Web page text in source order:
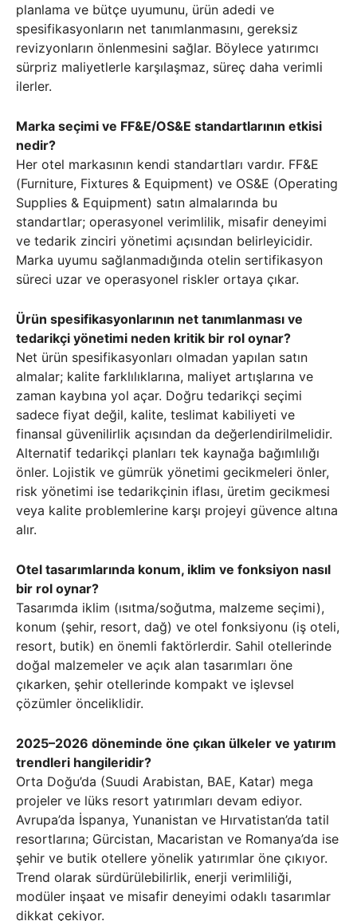
planlama ve bütçe uyumunu, ürün adedi ve
spesifikasyonların net tanımlanmasını, gereksiz
revizyonların önlenmesini sağlar. Böylece yatırımcı
sürpriz maliyetlerle karşılaşmaz, süreç daha verimli
ilerler.
Marka seçimi ve FF&E/OS&E standartlarının etkisi
nedir?
Her otel markasının kendi standartları vardır. FF&E
(Furniture, Fixtures & Equipment) ve OS&E (Operating
Supplies & Equipment) satın almalarında bu
standartlar; operasyonel verimlilik, misafir deneyimi
ve tedarik zinciri yönetimi açısından belirleyicidir.
Marka uyumu sağlanmadığında otelin sertifikasyon
süreci uzar ve operasyonel riskler ortaya çıkar.
Ürün spesifikasyonlarının net tanımlanması ve
tedarikçi yönetimi neden kritik bir rol oynar?
Net ürün spesifikasyonları olmadan yapılan satın
almalar; kalite farklılıklarına, maliyet artışlarına ve
zaman kaybına yol açar. Doğru tedarikçi seçimi
sadece fiyat değil, kalite, teslimat kabiliyeti ve
finansal güvenilirlik açısından da değerlendirilmelidir.
Alternatif tedarikçi planları tek kaynağa bağımlılığı
önler. Lojistik ve gümrük yönetimi gecikmeleri önler,
risk yönetimi ise tedarikçinin iflası, üretim gecikmesi
veya kalite problemlerine karşı projeyi güvence altına
alır.
Otel tasarımlarında konum, iklim ve fonksiyon nasıl
bir rol oynar?
Tasarımda iklim (ısıtma/soğutma, malzeme seçimi),
konum (şehir, resort, dağ) ve otel fonksiyonu (iş oteli,
resort, butik) en önemli faktörlerdir. Sahil otellerinde
doğal malzemeler ve açık alan tasarımları öne
çıkarken, şehir otellerinde kompakt ve işlevsel
çözümler önceliklidir.
2025–2026 döneminde öne çıkan ülkeler ve yatırım
trendleri hangileridir?
Orta Doğu’da (Suudi Arabistan, BAE, Katar) mega
projeler ve lüks resort yatırımları devam ediyor.
Avrupa’da İspanya, Yunanistan ve Hırvatistan’da tatil
resortlarına; Gürcistan, Macaristan ve Romanya’da ise
şehir ve butik otellere yönelik yatırımlar öne çıkıyor.
Trend olarak sürdürülebilirlik, enerji verimliliği,
modüler inşaat ve misafir deneyimi odaklı tasarımlar
dikkat çekiyor.